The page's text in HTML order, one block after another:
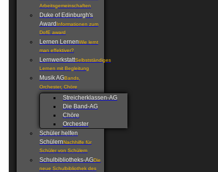
Arbeitsgemeinschaften
Duke of Edinburgh's
Award Informationen zum
DofE award
Lernen LernenWie lernt
man effektiver?
LernwerkstattSelbstständiges
Lernen mit Begleitung
Musik AGBands,
Orchester, Chöre
Streicherklassen-AG
Die Band-AG
Chöre
Orchester
Schüler helfen
SchülernNachhilfe für
Schüler von Schülern
Schulbibliotheks-AGDie
neue Schulbibliothek des